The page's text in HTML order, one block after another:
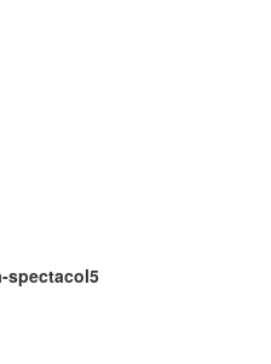
spectacol5